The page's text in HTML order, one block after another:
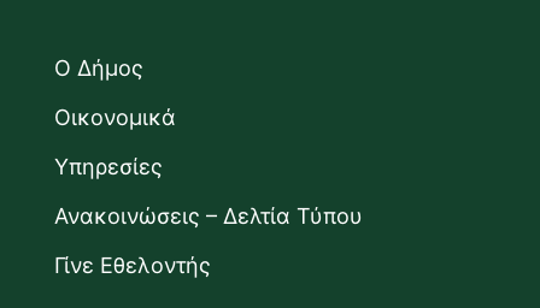
Ο Δήμος
Οικονομικά
Υπηρεσίες
Ανακοινώσεις – Δελτία Τύπου
Γίνε Εθελοντής